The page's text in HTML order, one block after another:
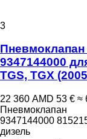
3
Пневмоклапан
9347144000
TGS, TGX
22 360 AMD 53 € ≈
Пневмоклапан
9347144000
дизель